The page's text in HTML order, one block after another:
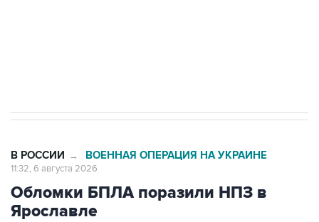
В РОССИИ → ВОЕННАЯ ОПЕРАЦИЯ НА УКРАИНЕ
11:32, 6 августа 2026
Обломки БПЛА поразили НПЗ в
Ярославле